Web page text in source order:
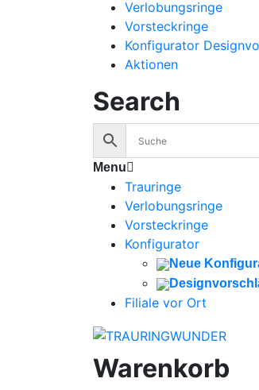
Verlobungsringe
Vorsteckringe
Konfigurator
Aktionen
Search
Menu
Trauringe
Verlobungsringe
Vorsteckringe
Konfigurator
Neue
Filiale vor Ort
Warenkorb